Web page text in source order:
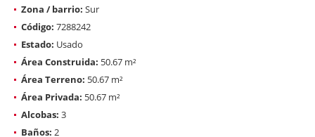
Zona / barrio: Sur
Código: 7288242
Estado: Usado
Área Construida: 50.67 m²
Área Terreno: 50.67 m²
Área Privada: 50.67 m²
Alcobas: 3
Baños: 2